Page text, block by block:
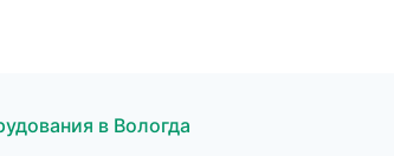
в Вологда